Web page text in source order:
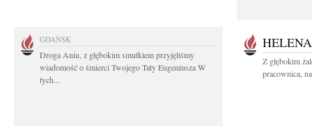
GDAŃSK
Droga Aniu, z głębokim smutkiem przyjęliśmy
wiadomość o śmierci Twojego Taty Eugeniusza W
tych...
Z głębokim
pracownica,